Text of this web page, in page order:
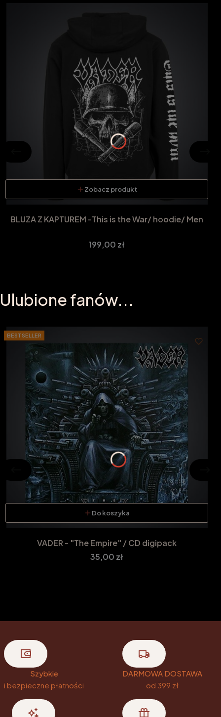
Zobacz produkt
BLUZA Z KAPTUREM -This is the War/ hoodie/ Men
Cena
199,00 zł
Ulubione fanów...
BESTSELLER
Do koszyka
VADER - "The Empire" / CD digipack
Cena
35,00 zł
Szybkie
i bezpieczne płatności
DARMOWA DOSTAWA
od 399 zł